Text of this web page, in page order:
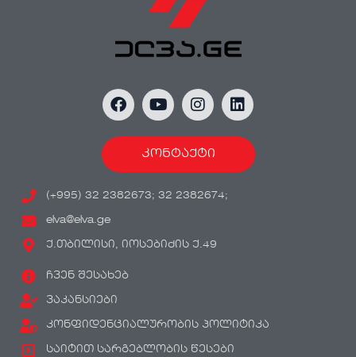
კონტაქტი
(+995) 32 2382673; 32 2382674;
elva@elva.ge
ქ.თბილისი, იოსებიძის ქ.49
ჩვენ შესახებ
ვაკანსიები
კონფიდენციალურობის პოლიტიკა
საიტით სარგებლობის წესები